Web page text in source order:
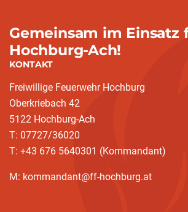
Gemeinsam im Einsatz
Hochburg-Ach!
KONTAKT
Freiwillige Feuerwehr Hochburg
Oberkriebach 42
5122 Hochburg-Ach
T: 07727/36020
T: +43 676 5640301 (Kommandant)
M: kommandant@ff-hochburg.at